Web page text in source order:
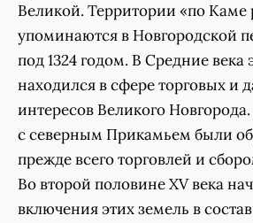
Великой. Территории «по Каме
упоминаются в Новгородской
под 1324 годом. В Средние века
находился в сфере торговых и
интересов Великого
с северным Прикамьем были
прежде всего торговлей и
Во второй половине XV века
включения этих земель в